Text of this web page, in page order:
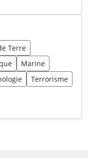
Terre
Marine
Terrorisme